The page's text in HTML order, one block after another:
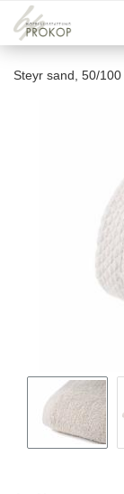
Steyr sand, 50/